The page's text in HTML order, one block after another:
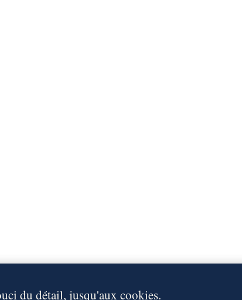
du détail, jusqu'aux cookies.